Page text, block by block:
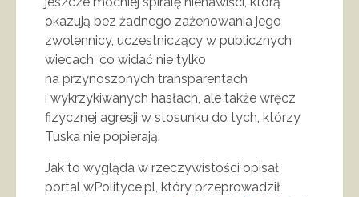
okazują bez żadnego zażenowania jego
zwolennicy, uczestniczący w publicznych
wiecach, co widać nie tylko
na przynoszonych transparentach
i wykrzykiwanych hasłach, ale także wręcz
fizycznej agresji w stosunku do tych, którzy
Tuska nie popierają.
Jak to wygląda w rzeczywistości opisał
portal wPolityce.pl, który przeprowadził